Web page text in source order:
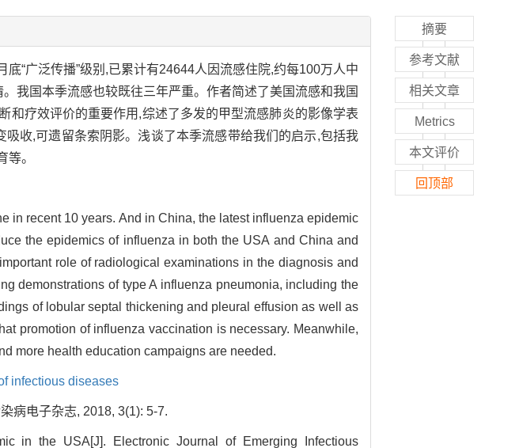
“广泛传播”级别,已累计有24644人因流感住院,约每100万人中
我国本季流感也较既往三年严重。作者简述了美国流感和我国
和疗效评价的重要作用,综述了多发的甲型流感肺炎的影像学表
收,可遗留条索阴影。浅谈了本季流感带给我们的启示,包括我
。
in recent 10 years. And in China, the latest influenza epidemic
the epidemics of influenza in both the USA and China and
role of radiological examinations in the diagnosis and
demonstrations of type A influenza pneumonia, including the
of lobular septal thickening and pleural effusion as well as
promotion of influenza vaccination is necessary. Meanwhile,
more health education campaigns are needed.
infectious diseases
病电子杂志, 2018, 3(1): 5-7.
in the USA[J]. Electronic Journal of Emerging Infectious
摘要
参考文献
相关文章
Metrics
本文评价
回顶部